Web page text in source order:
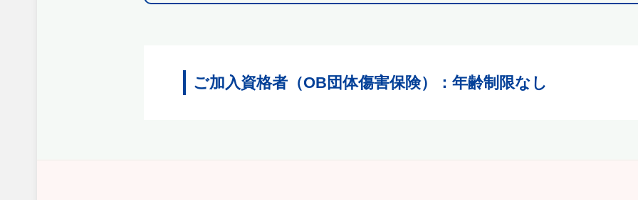
ご加入資格者（OB団体傷害保険） ：年齢制限なし